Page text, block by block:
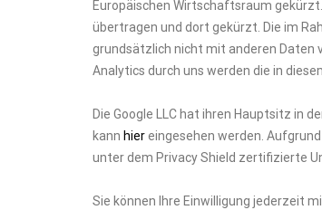
Europäischen Wirtschaftsraum
übertragen und dort gekürzt. Die im
grundsätzlich nicht mit anderen Daten
Analytics durch uns werden die in
Die Google LLC hat ihren Hauptsitz in
kann hiereingesehen werden.
unter dem Privacy Shield zertifizierte
Sie können Ihre Einwilligung jederzeit